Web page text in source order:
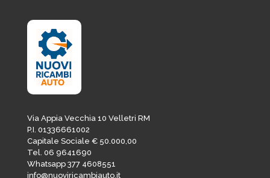
Via Appia Vecchia 10 Velletri RM
P.I. 01336661002
Capitale Sociale € 50.000,00
Tel. 06 9641690
Whatsapp 377 4608551
info@nuoviricambiauto.it